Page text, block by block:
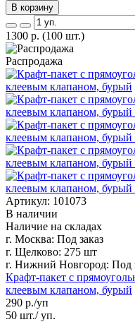
В корзину
1300 р. (100 шт.)
Распродажа
Артикул: 101073
В наличии
Наличие на складах
г. Москва: Под заказ
г. Щелково: 275 шт
г. Нижний Новгород: Под
Крафт-пакет с
клеевым клапаном, бурый
290 р./уп
50 шт./ уп.